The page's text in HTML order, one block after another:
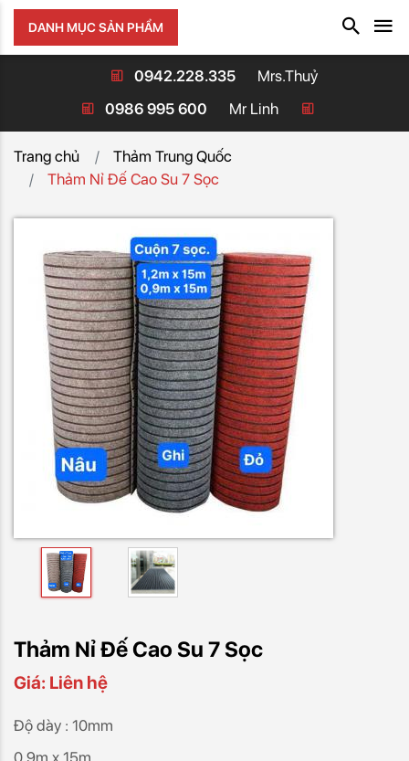
DANH MỤC SẢN PHẨM
0942.228.335
Mrs.Thuỷ
0986 995 600
Mr Linh
Trang chủ
Thảm Trung Quốc
Thảm Nỉ Đế Cao Su 7 Sọc
Thảm Nỉ Đế Cao Su 7 Sọc
Giá: Liên hệ
Độ dày : 10mm
0,9m x 15m